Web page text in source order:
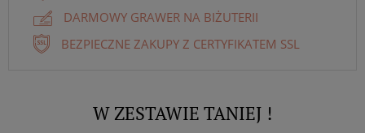
DARMOWY GRAWER NA BIŻUTERII
BEZPIECZNE ZAKUPY Z CERTYFIKATEM SSL
W ZESTAWIE TANIEJ !